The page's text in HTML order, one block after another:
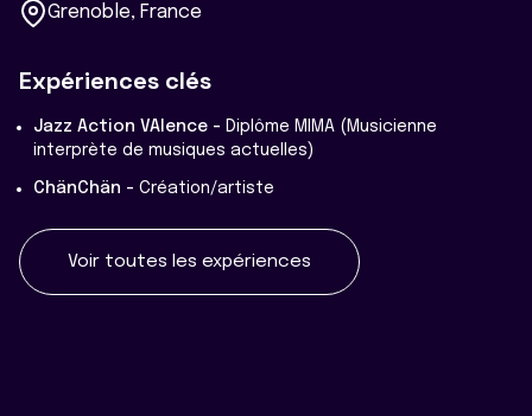
Grenoble, France
Expériences clés
Jazz Action VAlence - Diplôme MIMA (Musicienne
interprète de musiques actuelles)
ChänChän - Création/artiste
Voir toutes les expériences